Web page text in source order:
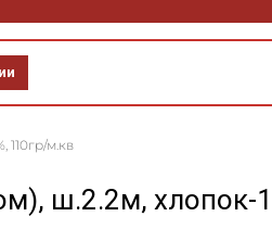
110гр/м.кв
ш.2.2м, хлопок-